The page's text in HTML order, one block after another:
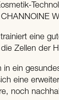
eine
Zellen der
in ein
eine
noch